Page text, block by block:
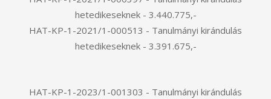
hetedikeseknek - 3.440.775,-
HAT-KP-1-2021/1-000513 - Tanulmányi kirándulás
hetedikeseknek - 3.391.675,-
HAT-KP-1-2023/1-001303 - Tanulmányi kirándulás